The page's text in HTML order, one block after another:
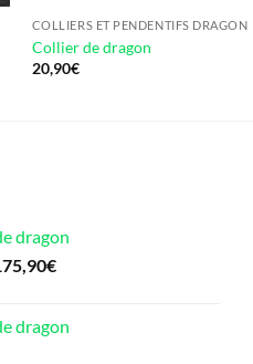
COLLIERS ET PENDENTIFS DRAGON
Collier de dragon
20,90€
dragon
€Plage
149,90€
dragon